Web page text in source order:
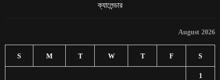
ক্যালেন্ডার
August 2026
S M T W T F S
1